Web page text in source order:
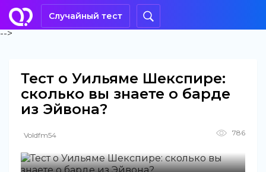
Случайный тест
-->
Тест о Уильяме Шекспире:
сколько вы знаете о барде
из Эйвона?
Voldfm54 786